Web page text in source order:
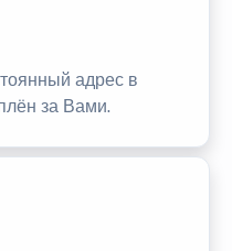
адрес в
за Вами.